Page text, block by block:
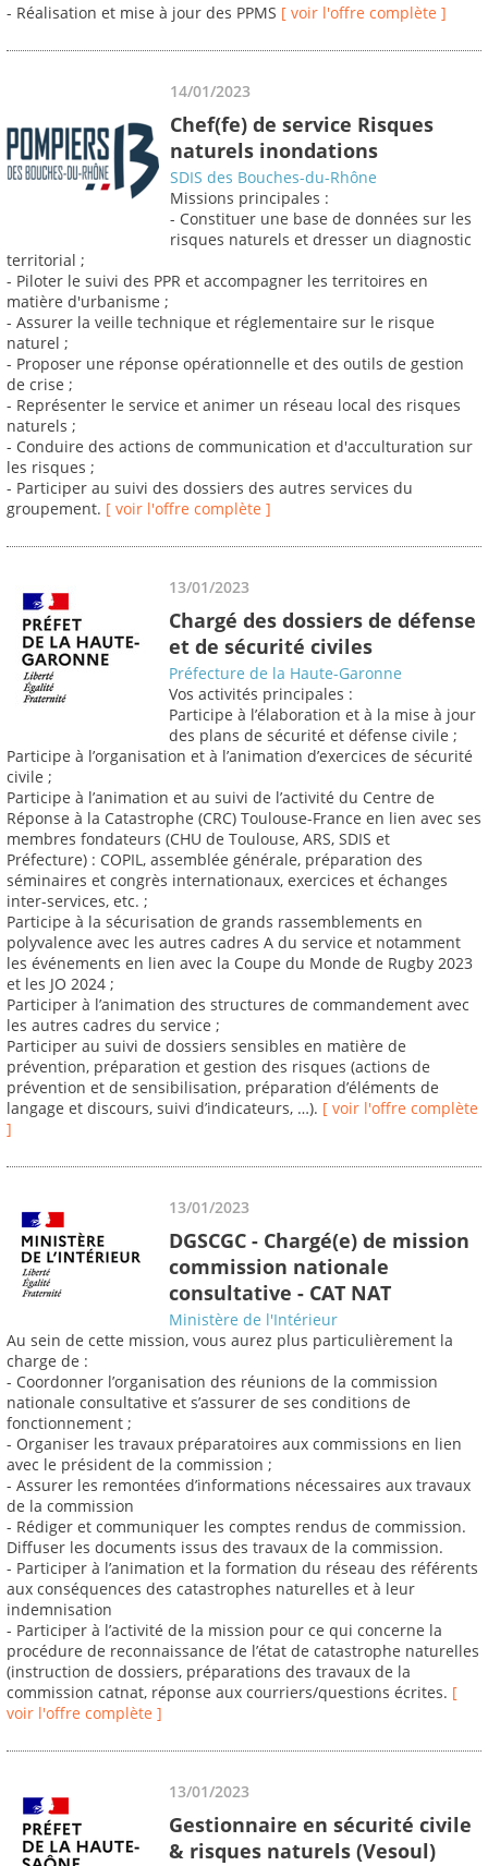
- Réalisation et mise à jour des PPMS [ voir l'offre complète ]
14/01/2023
Chef(fe) de service Risques
naturels inondations
SDIS des Bouches-du-Rhône
Missions principales :
- Constituer une base de données sur les
risques naturels et dresser un diagnostic
territorial ;
- Piloter le suivi des PPR et accompagner les territoires en
matière d'urbanisme ;
- Assurer la veille technique et réglementaire sur le risque
naturel ;
- Proposer une réponse opérationnelle et des outils de gestion
de crise ;
- Représenter le service et animer un réseau local des risques
naturels ;
- Conduire des actions de communication et d'acculturation sur
les risques ;
- Participer au suivi des dossiers des autres services du
groupement. [ voir l'offre complète ]
13/01/2023
Chargé des dossiers de défense
et de sécurité civiles
Préfecture de la Haute-Garonne
Vos activités principales :
Participe à l’élaboration et à la mise à jour
des plans de sécurité et défense civile ;
Participe à l’organisation et à l’animation d’exercices de sécurité
civile ;
Participe à l’animation et au suivi de l’activité du Centre de
Réponse à la Catastrophe (CRC) Toulouse-France en lien avec ses
membres fondateurs (CHU de Toulouse, ARS, SDIS et
Préfecture) : COPIL, assemblée générale, préparation des
séminaires et congrès internationaux, exercices et échanges
inter-services, etc. ;
Participe à la sécurisation de grands rassemblements en
polyvalence avec les autres cadres A du service et notamment
les événements en lien avec la Coupe du Monde de Rugby 2023
et les JO 2024 ;
Participer à l’animation des structures de commandement avec
les autres cadres du service ;
Participer au suivi de dossiers sensibles en matière de
prévention, préparation et gestion des risques (actions de
prévention et de sensibilisation, préparation d’éléments de
langage et discours, suivi d’indicateurs, …). [ voir l'offre complète
]
13/01/2023
DGSCGC - Chargé(e) de mission
commission nationale
consultative - CAT NAT
Ministère de l'Intérieur
Au sein de cette mission, vous aurez plus particulièrement la
charge de :
- Coordonner l’organisation des réunions de la commission
nationale consultative et s’assurer de ses conditions de
fonctionnement ;
- Organiser les travaux préparatoires aux commissions en lien
avec le président de la commission ;
- Assurer les remontées d’informations nécessaires aux travaux
de la commission
- Rédiger et communiquer les comptes rendus de commission.
Diffuser les documents issus des travaux de la commission.
- Participer à l’animation et la formation du réseau des référents
aux conséquences des catastrophes naturelles et à leur
indemnisation
- Participer à l’activité de la mission pour ce qui concerne la
procédure de reconnaissance de l’état de catastrophe naturelles
(instruction de dossiers, préparations des travaux de la
commission catnat, réponse aux courriers/questions écrites. [
voir l'offre complète ]
13/01/2023
Gestionnaire en sécurité civile
& risques naturels (Vesoul)